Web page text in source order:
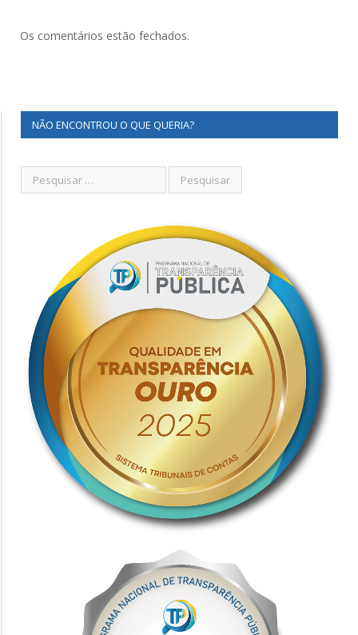
Os comentários estão fechados.
NÃO ENCONTROU O QUE QUERIA?